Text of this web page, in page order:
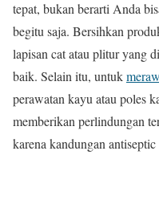
tepat, bukan berarti Anda
begitu saja. Bersihkan
lapisan cat atau plitur yang
baik. Selain itu, untuk
perawatan kayu atau poles
memberikan perlindungan
karena kandungan